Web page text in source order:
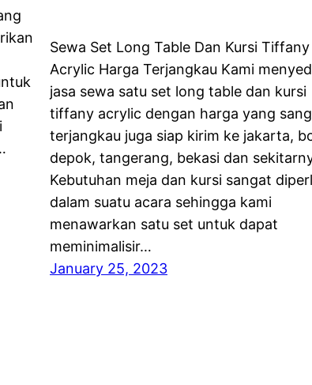
Sewa Set Long Table Dan Kursi Tiffany
Acrylic Harga Terjangkau Kami
jasa sewa satu set long table dan kursi
tiffany acrylic dengan harga yang
terjangkau juga siap kirim ke jakarta,
depok, tangerang, bekasi dan
Kebutuhan meja dan kursi sangat
dalam suatu acara sehingga kami
menawarkan satu set untuk dapat
meminimalisir…
January 25, 2023